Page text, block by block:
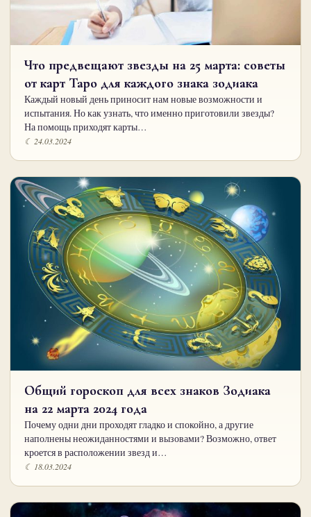
Что предвещают звезды на 25 марта: советы
от карт Таро для каждого знака зодиака
Каждый новый день приносит нам новые возможности и
испытания. Но как узнать, что именно приготовили звезды?
На помощь приходят карты…
☾ 24.03.2024
Общий гороскоп для всех знаков Зодиака
на 22 марта 2024 года
Почему одни дни проходят гладко и спокойно, а другие
наполнены неожиданностями и вызовами? Возможно, ответ
кроется в расположении звезд и…
☾ 18.03.2024